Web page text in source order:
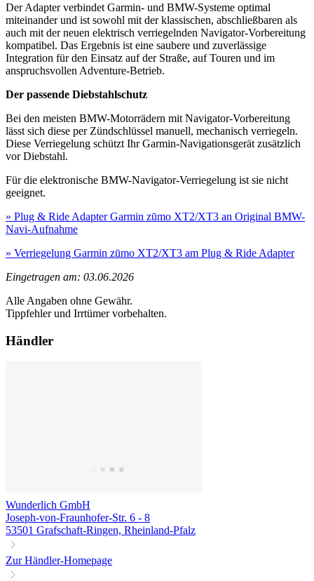
Der Adapter verbindet Garmin- und BMW-Systeme optimal
miteinander und ist sowohl mit der klassischen, abschließbaren als
auch mit der neuen elektrisch verriegelnden Navigator-Vorbereitung
kompatibel. Das Ergebnis ist eine saubere und zuverlässige
Integration für den Einsatz auf der Straße, auf Touren und im
anspruchsvollen Adventure-Betrieb.
Der passende Diebstahlschutz
Bei den meisten BMW-Motorrädern mit Navigator-Vorbereitung
lässt sich diese per Zündschlüssel manuell, mechanisch verriegeln.
Diese Verriegelung schützt Ihr Garmin-Navigationsgerät zusätzlich
vor Diebstahl.
Für die elektronische BMW-Navigator-Verriegelung ist sie nicht
geeignet.
» Plug & Ride Adapter Garmin zūmo XT2/XT3 an Original BMW-
Navi-Aufnahme
» Verriegelung Garmin zūmo XT2/XT3 am Plug & Ride Adapter
Eingetragen am: 03.06.2026
Alle Angaben ohne Gewähr.
Tippfehler und Irrtümer vorbehalten.
Händler
Wunderlich GmbH
Joseph-von-Fraunhofer-Str. 6 - 8
53501 Grafschaft-Ringen, Rheinland-Pfalz
Zur Händler-Homepage